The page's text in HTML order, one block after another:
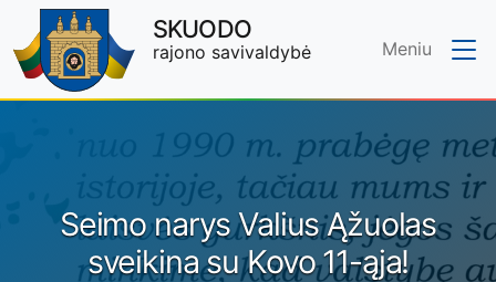
Skip to main content
SKUODO
rajono savivaldybė Meniu
Seimo narys Valius Ąžuolas
sveikina su Kovo 11-ąja!